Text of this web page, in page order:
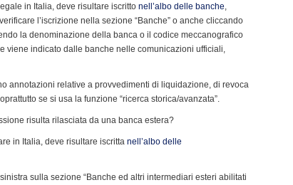
in Italia, deve risultare iscritto nell’albo delle banche
l’iscrizione nella sezione “Banche” o anche cliccando
la denominazione della banca o il codice meccanografico
viene indicato dalle banche nelle comunicazioni ufficiali,
annotazioni relative a provvedimenti di liquidazione, di revoca
se si usa la funzione “ricerca storica/avanzata”.
risulta rilasciata da una banca estera?
in Italia, deve risultare iscritta nell’albo delle
sulla sezione “Banche ed altri intermediari esteri abilitati